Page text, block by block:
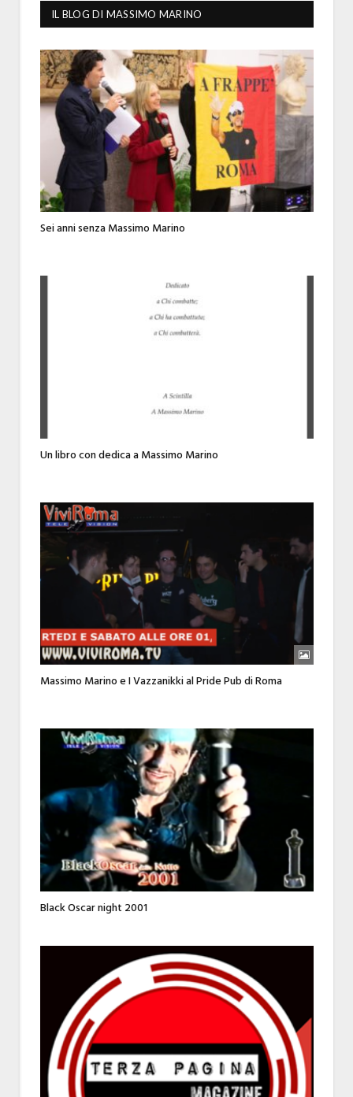
IL BLOG DI MASSIMO MARINO
Sei anni senza Massimo Marino
Un libro con dedica a Massimo Marino
Massimo Marino e I Vazzanikki al Pride Pub di Roma
Black Oscar night 2001